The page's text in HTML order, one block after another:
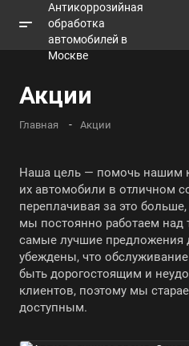
Акции
Главная Акции
Наша цель — помочь нашим
их автомобили в отличном
переплачивая за это
мы постоянно работаем над
самые лучшие
убеждены, что
быть дорогостоящим и
клиентов, поэтому мы
доступным.